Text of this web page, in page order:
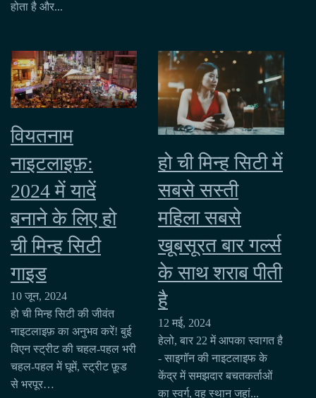
होता है और...
वियतनाम
नाइटलाइफ़:
2024 में यादें
बनाने के लिए हो
ची मिन्ह सिटी
गाइड
10 जून, 2024
हो ची मिन्ह सिटी की जीवंत
नाइटलाइफ़ का अनुभव करें! बुई
विएन स्ट्रीट की चहल-पहल भरी
चहल-पहल में घूमें, स्ट्रीट फ़ूड
से भरपूर…
हो ची मिन्ह सिटी में
सबसे सस्ती
महिला सबसे
खूबसूरत बार गर्ल्स
के साथ शराब पीती
है
12 मई, 2024
हेलो, बार 22 में आपका स्वागत है
- साइगॉन की नाइटलाइफ के
केंद्र में समझदार बचतकर्ताओं
का स्वर्ग, वह स्थान जहां...